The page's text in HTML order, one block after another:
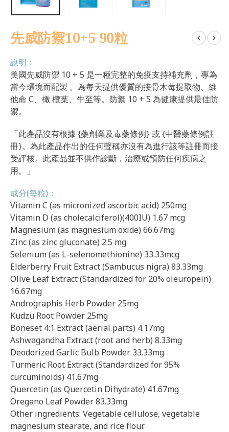
先威防禦10+5 90粒
說明：
美國先威防禦 10 + 5 是一種完整的免疫支持補充劑，專為
當今環境而配製 。為每天提供優質的接骨木莓提取物、維
他命 C、橄 欖葉、牛至等。防禦 10 + 5 為健康提供最佳防
禦。
「此產品沒有根據 {藥劑業及毒藥條例} 或 {中醫藥條例註
冊}。為此產品作出的任何聲稱亦沒有為進行該等註冊而接
受評核。此產品並不供作診斷，治療或預防任何疾病之
用。」
成分(每粒)：
Vitamin C (as micronized ascorbic acid) 250mg
Vitamin D (as cholecalciferol)(400IU) 1.67 mcg
Magnesium (as magnesium oxide) 66.67mg
Zinc (as zinc gluconate) 2.5 mg
Selenium (as L-selenomethionine) 33.33mcg
Elderberry Fruit Extract (Sambucus nigra) 83.33mg
Olive Leaf Extract (Standardized for 20% oleuropein)
16.67mg
Andrographis Herb Powder 25mg
Kudzu Root Powder 25mg
Boneset 4:1 Extract (aerial parts) 4.17mg
Ashwagandha Extract (root and herb) 8.33mg
Deodorized Garlic Bulb Powder 33.33mg
Turmeric Root Extract (Standardized for 95%
curcuminoids) 41.67mg
Quercetin (as Quercetin Dihydrate) 41.67mg
Oregano Leaf Powder 83.33mg
Other ingredients: Vegetable cellulose, vegetable
magnesium stearate, and rice flour.